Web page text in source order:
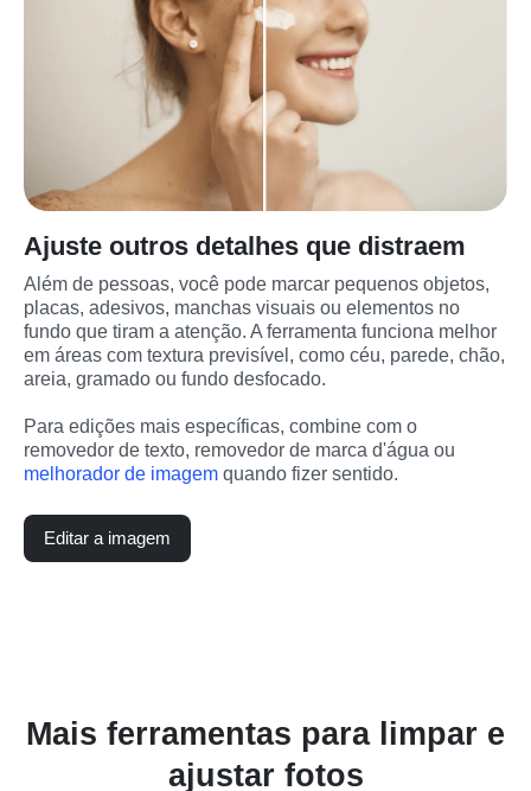
Ajuste outros detalhes que distraem
Além de pessoas, você pode marcar pequenos objetos,
placas, adesivos, manchas visuais ou elementos no
fundo que tiram a atenção. A ferramenta funciona melhor
em áreas com textura previsível, como céu, parede, chão,
areia, gramado ou fundo desfocado.
Para edições mais específicas, combine com o
melhorador de imagem quando fizer sentido.
Editar a imagem
Mais ferramentas para limpar e
ajustar fotos